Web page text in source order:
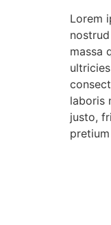
Lorem
massa
laboris
justo,